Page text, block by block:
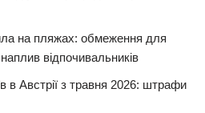
на пляжах: обмеження для
відпочивальників
в Австрії з травня 2026: штрафи